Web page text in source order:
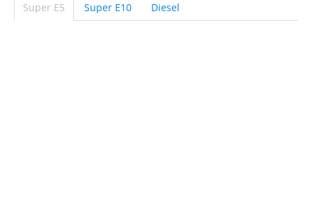
Super E5 Super E10 Diesel